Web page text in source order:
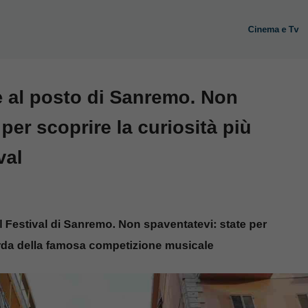
Cinema e Tv
al posto di Sanremo. Non
scoprire la curiosità più
di Sanremo. Non spaventatevi: state per
della famosa competizione musicale